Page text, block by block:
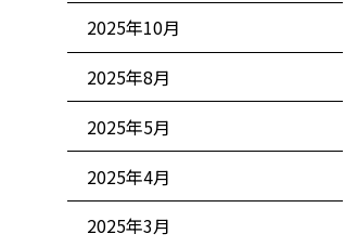
2025年10月
2025年8月
2025年5月
2025年4月
2025年3月